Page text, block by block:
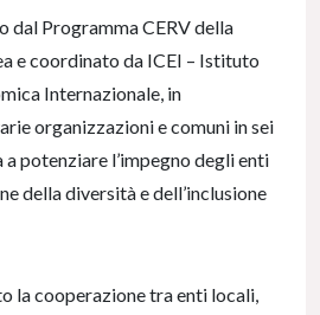
dal Programma CERV della
e coordinato da ICEI – Istituto
Internazionale, in
organizzazioni e comuni in sei
a potenziare l’impegno degli enti
della diversità e dell’inclusione
la cooperazione tra enti locali,